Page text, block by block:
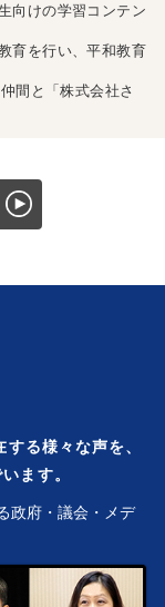
向けの学習コンテン
育を行い、平和教育
間と「株式会社さ
る様々な声を、
ます。
政府・議会・メデ